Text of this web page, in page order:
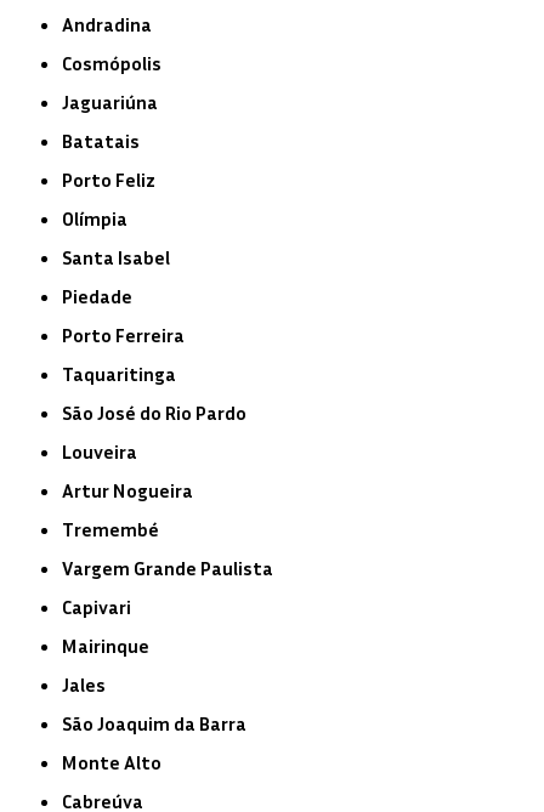
Andradina
Cosmópolis
Jaguariúna
Batatais
Porto Feliz
Olímpia
Santa Isabel
Piedade
Porto Ferreira
Taquaritinga
São José do Rio Pardo
Louveira
Artur Nogueira
Tremembé
Vargem Grande Paulista
Capivari
Mairinque
Jales
São Joaquim da Barra
Monte Alto
Cabreúva